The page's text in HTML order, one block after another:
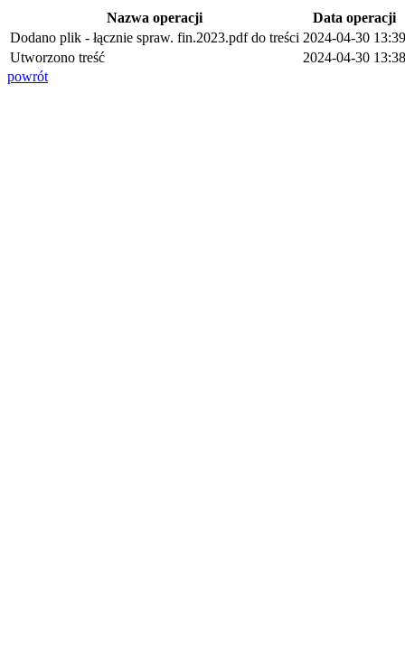
Nazwa operacji
Data operacji
Dodano plik - łącznie spraw. fin.2023.pdf do treści 2024-04-30 13:39
Utworzono treść
2024-04-30 13:38
powrót